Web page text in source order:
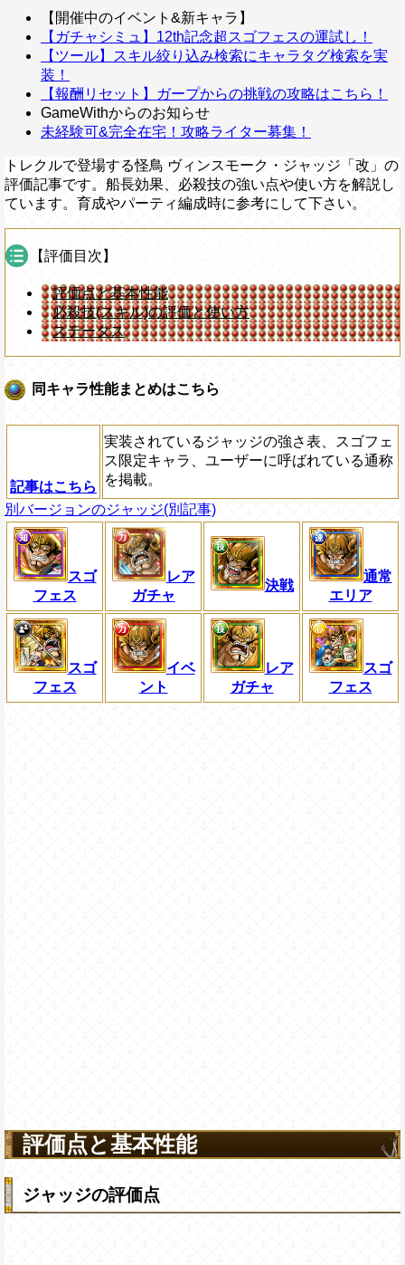
【開催中のイベント&新キャラ】
【ガチャシミュ】12th記念超スゴフェスの運試し！
【ツール】スキル絞り込み検索にキャラタグ検索を実
装！
【報酬リセット】ガープからの挑戦の攻略はこちら！
GameWithからのお知らせ
未経験可&完全在宅！攻略ライター募集！
トレクルで登場する怪鳥 ヴィンスモーク・ジャッジ「改」の
評価記事です。船長効果、必殺技の強い点や使い方を解説し
ています。育成やパーティ編成時に参考にして下さい。
【評価目次】
評価点と基本性能
必殺技(スキル)の評価と使い方
ステータス
同キャラ性能まとめはこちら
記事はこちら
実装されているジャッジの強さ表、スゴフェ
ス限定キャラ、ユーザーに呼ばれている通称
を掲載。
別バージョンのジャッジ(別記事)
スゴ
フェス
レア
ガチャ
決戦
通常
エリア
スゴ
フェス
イベ
ント
レア
ガチャ
スゴ
フェス
評価点と基本性能
ジャッジの評価点